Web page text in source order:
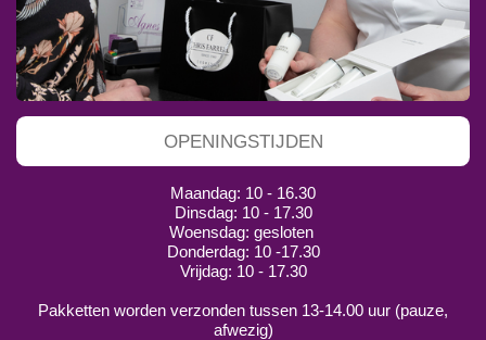
OPENINGSTIJDEN
Maandag: 10 - 16.30
Dinsdag: 10 - 17.30
Woensdag: gesloten
Donderdag: 10 -17.30
Vrijdag: 10 - 17.30
Pakketten worden verzonden tussen 13-14.00 uur (pauze,
afwezig)